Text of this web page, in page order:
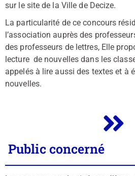
sur le site de la Ville de Decize.
La particularité de ce concours
l’association auprès des
des professeurs de lettres, Elle
lecture de nouvelles dans les
appelés à lire aussi des textes et à
nouvelles.
Public concerné